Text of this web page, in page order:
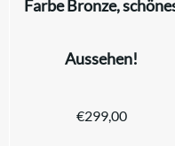
Farbe Bronze,
Aussehen!
€299,00